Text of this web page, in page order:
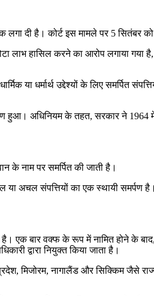
दी है। कोर्ट इस मामले पर 5 सितंबर को
हासिल करने का आरोप लगाया गया
या धर्मार्थ उद्देश्यों के लिए समर्पित
अधिनियम के तहत, सरकार ने 1964
के नाम पर समर्पित की जाती है।
लिए चल या अचल संपत्तियों का एक
है। एक बार वक्फ के रूप में नामित होने के
द्वारा नियुक्त किया जाता है।
मिजोरम, नागालैंड और सिक्किम जैसे